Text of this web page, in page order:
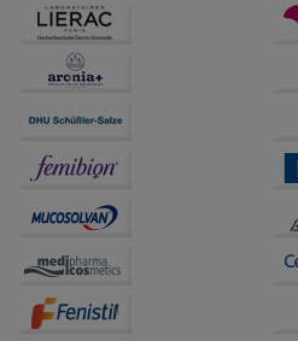
Statistik & Tracking:
Informationen über die Art
unserer Website sammeln,
Website weiter für Sie
auf unserer Website aber
Drittseiten möglichst relevant
Bitte beachten Sie, dass
Dritte wie z.B. Google oder
übertragen werden.